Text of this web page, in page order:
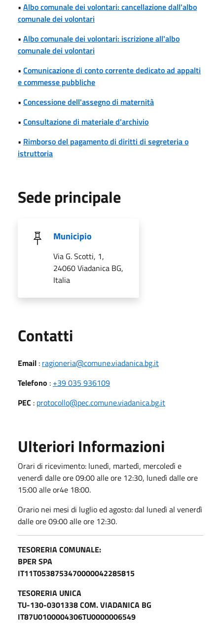
• Albo comunale dei volontari: cancellazione dall'albo
comunale dei volontari
• Albo comunale dei volontari: iscrizione all'albo
comunale dei volontari
• Comunicazione di conto corrente dedicato ad appalti
e commesse pubbliche
• Concessione dell'assegno di maternità
• Consultazione di materiale d'archivio
• Rimborso del pagamento di diritti di segreteria o
istruttoria
Sede principale
Municipio
Via G. Scotti, 1,
24060 Viadanica BG,
Italia
Contatti
Email : ragioneria@comune.viadanica.bg.it
Telefono : +39 035 936109
PEC : protocollo@pec.comune.viadanica.bg.it
Ulteriori Informazioni
Orari di ricevimento: lunedì, martedì, mercoledì e
venerdì dalle ore 09:00 alle ore 12:30, lunedì dalle ore
15:00 alle or4e 18:00.
Orario nei mesi di luglio ed agosto: dal lunedì al venerdì
dalle ore 09:00 alle ore 12:30.
TESORERIA COMUNALE:
BPER SPA
IT11T0538753470000042285815
TESORERIA UNICA
TU-130-0301338 COM. VIADANICA BG
IT87U0100004306TU0000006549